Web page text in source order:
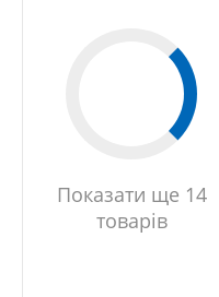
Показати ще 14
товарів